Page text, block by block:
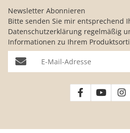
Newsletter Abonnieren
Bitte senden Sie mir entsprechend
Datenschutzerklärung regelmäßig
Informationen zu Ihrem
E-Mail-Adresse